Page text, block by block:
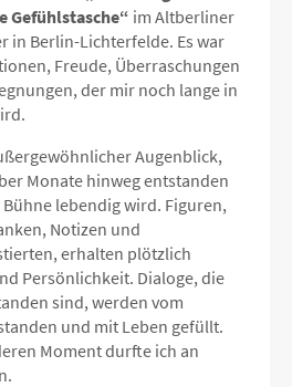
Gefühlstasche“ im Altberliner
in Berlin-Lichterfelde. Es war
Freude, Überraschungen
der mir noch lange in
Augenblick,
Monate hinweg entstanden
lebendig wird. Figuren,
Notizen und
erhalten plötzlich
Persönlichkeit. Dialoge, die
sind, werden vom
und mit Leben gefüllt.
Moment durfte ich an